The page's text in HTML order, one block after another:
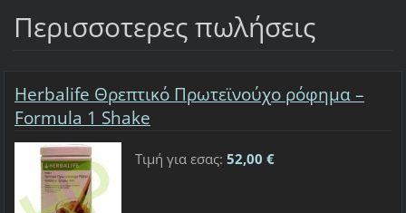
Περισσοτερες πωλήσεις
Herbalife Θρεπτικό Πρωτεϊνούχο ρόφημα –
Formula 1 Shake
Τιμή για εσας: 52,00 €